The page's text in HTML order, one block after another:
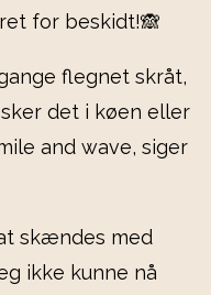
for beskidt!🙈
flegnet skråt,
det i køen eller
and wave, siger
skændes med
ikke kunne nå